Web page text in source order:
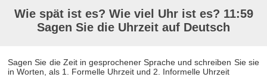
Wie spät ist es? Wie viel Uhr ist es? 11:59
Sagen Sie die Uhrzeit auf Deutsch
Sagen Sie die Zeit in gesprochener Sprache und schreiben Sie sie
in Worten, als 1. Formelle Uhrzeit und 2. Informelle Uhrzeit